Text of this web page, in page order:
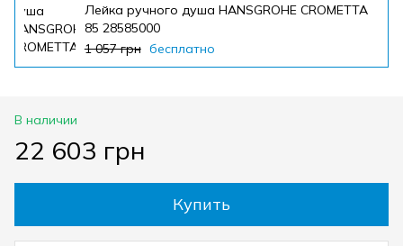
Лейка ручного душа HANSGROHE CROMETTA
85 28585000
1 057 грн бесплатно
В наличии
22 603 грн
Купить